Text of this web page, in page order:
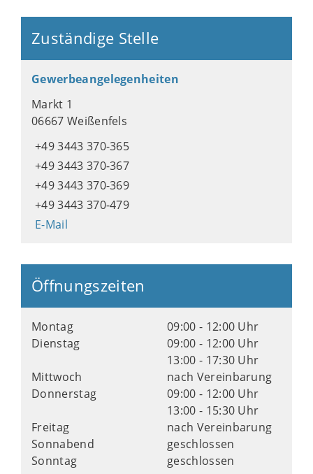
Zuständige Stelle
Gewerbeangelegenheiten
Markt 1
06667 Weißenfels
+49 3443 370-365
+49 3443 370-367
+49 3443 370-369
+49 3443 370-479
E-Mail
Öffnungszeiten
Montag
09:00 - 12:00 Uhr
Dienstag
09:00 - 12:00 Uhr
13:00 - 17:30 Uhr
Mittwoch
nach Vereinbarung
Donnerstag
09:00 - 12:00 Uhr
13:00 - 15:30 Uhr
Freitag
nach Vereinbarung
Sonnabend
geschlossen
Sonntag
geschlossen